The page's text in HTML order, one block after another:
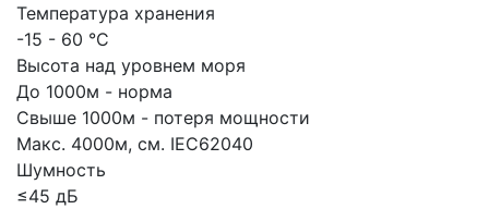
Температура хранения
-15 - 60 °C
Высота над уровнем моря
До 1000м - норма
Свыше 1000м - потеря мощности
Макс. 4000м, см. IEC62040
Шумность
≤45 дБ